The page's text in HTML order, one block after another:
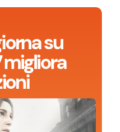
su
migliora